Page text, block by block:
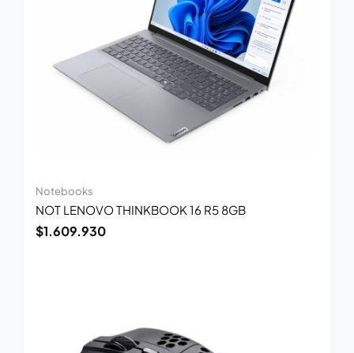
Notebooks
NOT LENOVO THINKBOOK 16 R5 8GB
$1.609.930